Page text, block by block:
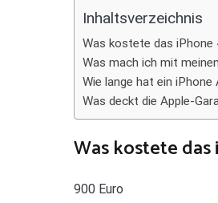
Inhaltsverzeichnis
Was kostete das iPhone
Was mach ich mit
Wie lange hat ein
Was deckt die Apple-
Was kostete das
900 Euro